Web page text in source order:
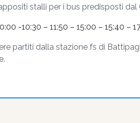
stalli per i bus predisposti dal
-10:30 – 11:50 – 15:00 – 15:40 –
partiti dalla stazione fs di